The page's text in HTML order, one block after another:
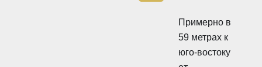
Примерно в
59 метрах к
юго-востоку
н
н
ы
ц
о
н
ы